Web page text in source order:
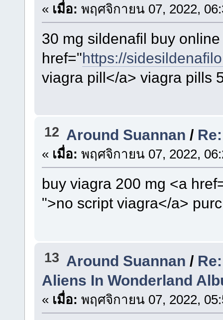
« เมื่อ: พฤศจิกายน 07, 2022,
30 mg sildenafil buy
href="https://
viagra pill</a> viagra pills
12 Around Suannan /
« เมื่อ: พฤศจิกายน 07, 2022,
buy viagra 200 mg <a
">no script viagra</a>
13 Around Suannan /
Aliens In Wonderland
« เมื่อ: พฤศจิกายน 07, 2022,